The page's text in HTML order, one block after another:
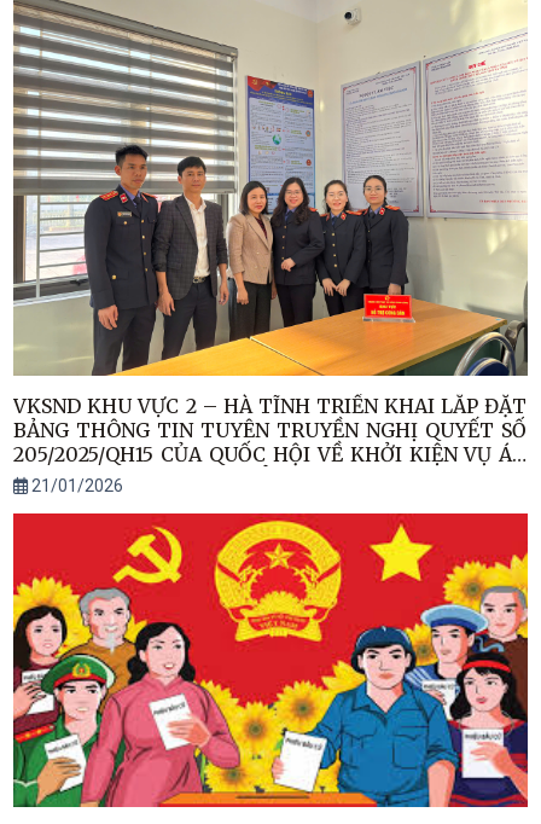
VKSND KHU VỰC 2 – HÀ TĨNH TRIỂN KHAI LẮP ĐẶT
BẢNG THÔNG TIN TUYÊN TRUYỀN NGHỊ QUYẾT SỐ
205/2025/QH15 CỦA QUỐC HỘI VỀ KHỞI KIỆN VỤ ÁN
DÂN SỰ CÔNG ÍCH TẠI UỶ BAN NHÂN DÂN PHƯỜNG
HẢI NINH
21/01/2026